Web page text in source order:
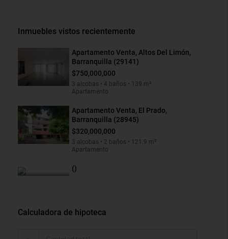
Inmuebles vistos recientemente
Apartamento Venta, Altos Del Limón,
Barranquilla (29141)
$750,000,000
3 alcobas • 4 baños • 139 m²
Apartamento
Apartamento Venta, El Prado,
Barranquilla (28945)
$320,000,000
3 alcobas • 2 baños • 121.9 m²
Apartamento
()
Calculadora de hipoteca